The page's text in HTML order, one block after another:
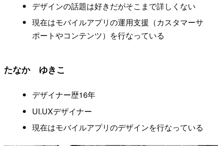
デザインの話題は好きだがそこまで詳しくない
現在はモバイルアプリの運用支援（カスタマーサ
ポートやコンテンツ）を行なっている
たなか ゆきこ
デザイナー歴16年
UI.UXデザイナー
現在はモバイルアプリのデザインを行なっている